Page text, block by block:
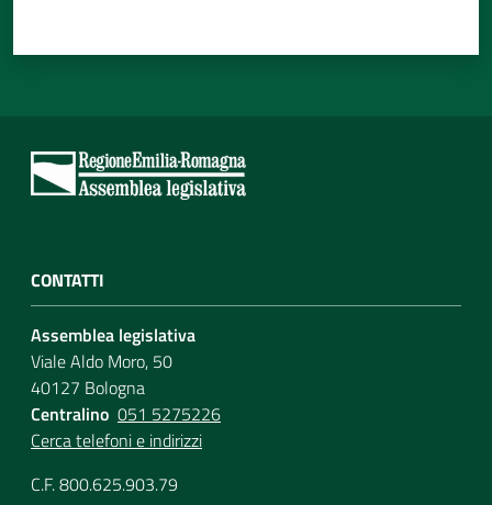
CONTATTI
Assemblea legislativa
Viale Aldo Moro, 50
40127 Bologna
Centralino 051 5275226
Cerca telefoni e indirizzi
C.F. 800.625.903.79